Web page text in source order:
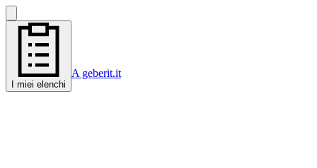
I miei elenchi
A geberit.it